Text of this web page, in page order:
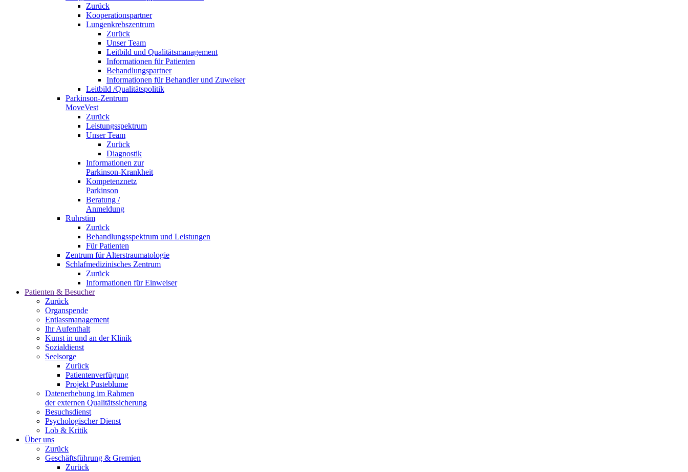
Zurück
Kooperationspartner
Lungenkrebszentrum
Zurück
Unser Team
Leitbild und Qualitätsmanagement
Informationen für Patienten
Behandlungspartner
Informationen für Behandler und Zuweiser
Leitbild /Qualitätspolitik
Parkinson-Zentrum
MoveVest
Zurück
Leistungsspektrum
Unser Team
Zurück
Diagnostik
Informationen zur
Parkinson-Krankheit
Kompetenznetz
Parkinson
Beratung /
Anmeldung
Ruhrstim
Zurück
Behandlungsspektrum und Leistungen
Für Patienten
Zentrum für Alterstraumatologie
Schlafmedizinisches Zentrum
Zurück
Informationen für Einweiser
Patienten & Besucher
Zurück
Organspende
Entlassmanagement
Ihr Aufenthalt
Kunst in und an der Klinik
Sozialdienst
Seelsorge
Zurück
Patientenverfügung
Projekt Pusteblume
Datenerhebung im Rahmen
der externen Qualitätssicherung
Besuchsdienst
Psychologischer Dienst
Lob & Kritik
Über uns
Zurück
Geschäftsführung & Gremien
Zurück